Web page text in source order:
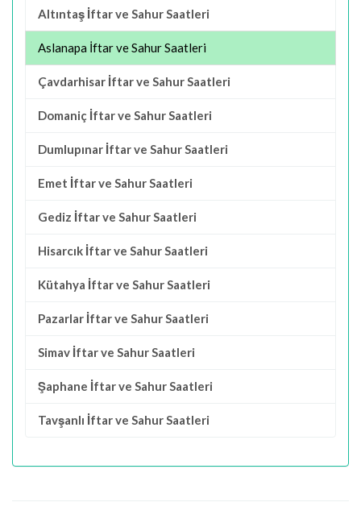
Altıntaş İftar ve Sahur Saatleri
Aslanapa İftar ve Sahur Saatleri
Çavdarhisar İftar ve Sahur Saatleri
Domaniç İftar ve Sahur Saatleri
Dumlupınar İftar ve Sahur Saatleri
Emet İftar ve Sahur Saatleri
Gediz İftar ve Sahur Saatleri
Hisarcık İftar ve Sahur Saatleri
Kütahya İftar ve Sahur Saatleri
Pazarlar İftar ve Sahur Saatleri
Simav İftar ve Sahur Saatleri
Şaphane İftar ve Sahur Saatleri
Tavşanlı İftar ve Sahur Saatleri